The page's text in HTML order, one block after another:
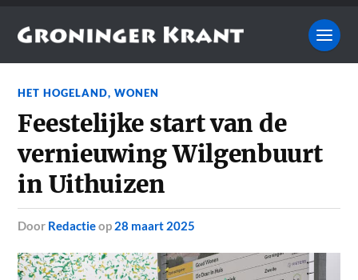
HET HOGELAND,WONEN
Feestelijke start van de
vernieuwing Wilgenbuurt
in Uithuizen
door Redactieop 28 maart 2025